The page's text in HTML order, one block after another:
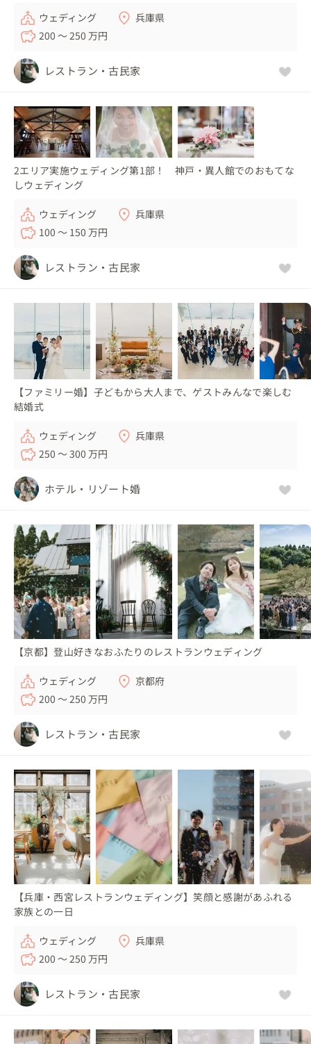
ウェディング
兵庫県
200 〜 250 万円
レストラン・古民家
2エリア実施ウェディング第1部！ 神戸・異人館でのおもてな
しウェディング
ウェディング
兵庫県
100 〜 150 万円
レストラン・古民家
【ファミリー婚】子どもから大人まで、ゲストみんなで楽しむ
結婚式
ウェディング
兵庫県
250 〜 300 万円
ホテル・リゾート婚
【京都】登山好きなおふたりのレストランウェディング
ウェディング
京都府
200 〜 250 万円
レストラン・古民家
【兵庫・西宮レストランウェディング】笑顔と感謝があふれる
家族との一日
ウェディング
兵庫県
200 〜 250 万円
レストラン・古民家